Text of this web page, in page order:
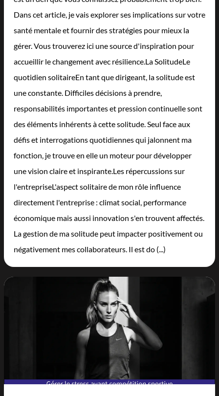
Dans cet article, je vais explorer ses implications sur votre
santé mentale et fournir des stratégies pour mieux la
gérer. Vous trouverez ici une source d'inspiration pour
accueillir le changement avec résilience.La SolitudeLe
quotidien solitaireEn tant que dirigeant, la solitude est
une constante. Difficiles décisions à prendre,
responsabilités importantes et pression continuelle sont
des éléments inhérents à cette solitude. Seul face aux
défis et interrogations quotidiennes qui jalonnent ma
fonction, je trouve en elle un moteur pour développer
une vision claire et inspirante.Les répercussions sur
l'entrepriseL'aspect solitaire de mon rôle influence
directement l'entreprise : climat social, performance
économique mais aussi innovation s'en trouvent affectés.
La gestion de ma solitude peut impacter positivement ou
négativement mes collaborateurs. Il est do (...)